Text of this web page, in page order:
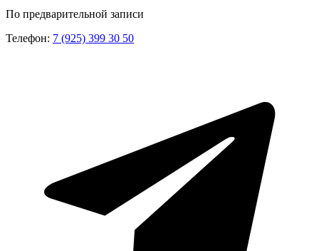
По предварительной записи
Телефон: 7 (925) 399 30 50